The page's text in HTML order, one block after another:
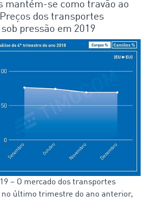
mantém-se como travão ao
dos transportes
pressão em 2019
– O mercado dos transportes
no último trimestre do ano anterior,